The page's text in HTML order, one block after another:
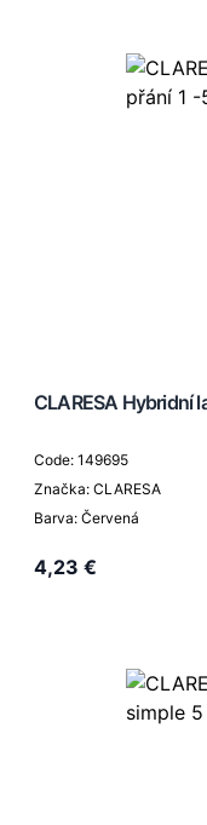
CLARESA Hybridní
Code: 149695
Značka: CLARESA
Barva: Červená
4,23 €